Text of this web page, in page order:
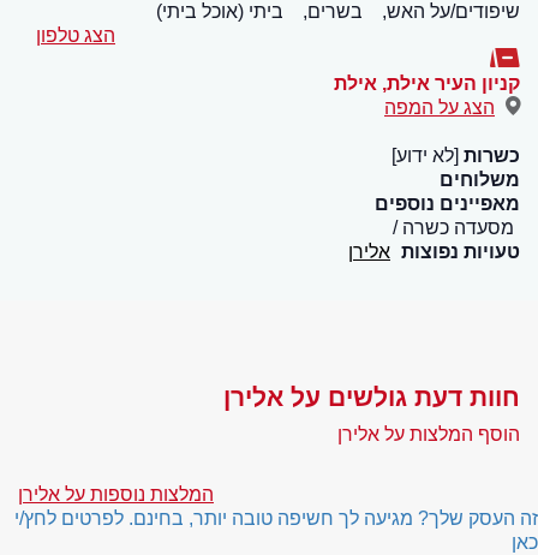
שיפודים/על האש, בשרים,
ביתי (אוכל ביתי)
הצג טלפון
קניון העיר אילת, אילת
הצג על המפה
כשרות [לא ידוע]
משלוחים
מאפיינים נוספים
מסעדה כשרה
טעויות נפוצות אלירן
חוות דעת גולשים על אלירן
הוסף המלצות על אלירן
המלצות נוספות על אלירן
זה העסק שלך? מגיעה לך חשיפה טובה יותר, בחינם. לפרטים לחץ/י
כאן